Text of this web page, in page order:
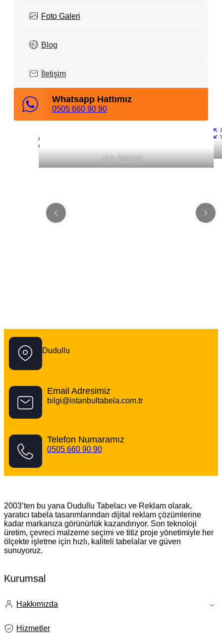
Foto Galeri
Blog
İletişim
Whatsapp Hattımız
0505 660 90 90
Dudullu
Email Adresimiz
bilgi@istanbultabela.com.tr
Telefon Numaramız
0505 660 90 90
2003’ten bu yana Dudullu Tabelacı ve Reklam olarak,
yaratıcı tabela tasarımlarından dijital reklam çözümlerine
kadar markanıza görünürlük kazandırıyor. Son teknoloji
üretim, çevreci malzeme seçimi ve titiz proje yönetimiyle her
ölçekte işletme için hızlı, kaliteli tabelalar ve güven
sunuyoruz.
Kurumsal
Hakkımızda
Hizmetler